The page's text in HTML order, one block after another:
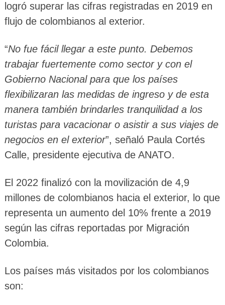
logró superar las cifras registradas en 2019 en
flujo de colombianos al exterior.
“No fue fácil llegar a este punto. Debemos
trabajar fuertemente como sector y con el
Gobierno Nacional para que los países
flexibilizaran las medidas de ingreso y de esta
manera también brindarles tranquilidad a los
turistas para vacacionar o asistir a sus viajes de
negocios en el exterior”, señaló Paula Cortés
Calle, presidente ejecutiva de ANATO.
El 2022 finalizó con la movilización de 4,9
millones de colombianos hacia el exterior, lo que
representa un aumento del 10% frente a 2019
según las cifras reportadas por Migración
Colombia.
Los países más visitados por los colombianos
son: